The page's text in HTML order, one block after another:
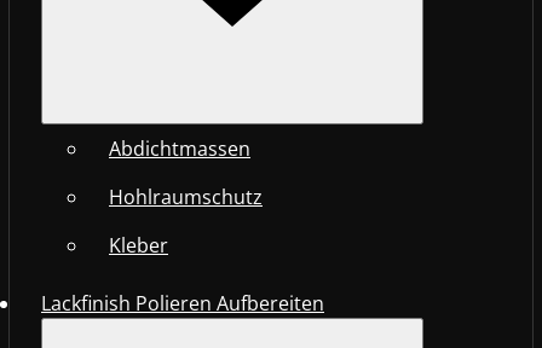
Abdichtmassen
Hohlraumschutz
Kleber
Lackfinish Polieren Aufbereiten